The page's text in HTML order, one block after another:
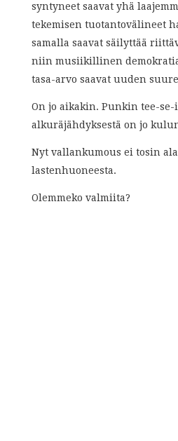
syntyneet saavat yhä
tekemisen tuotantovälineet
samalla saavat säilyttää
niin musiikillinen
tasa-arvo saavat uuden
On jo aikakin. Punkin tee-se-
alkuräjähdyksestä on jo
Nyt vallankumous ei tosin
lastenhuoneesta.
Olemmeko valmiita?